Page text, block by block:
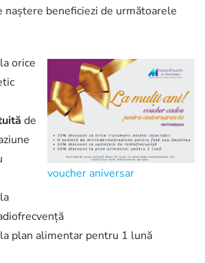
naștere beneficiezi de următoarele
voucher aniversar
orice
de
plan alimentar pentru 1 lună